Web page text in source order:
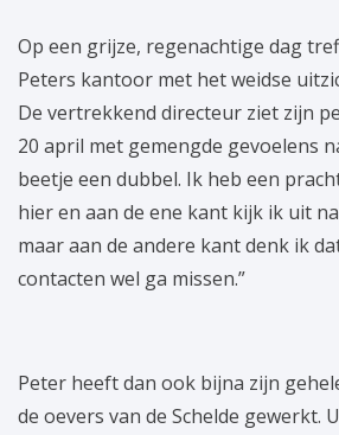
Op een grijze, regenachtige dag
Peters kantoor met het weidse
De vertrekkend directeur ziet zijn
20 april met gemengde gevoelens
beetje een dubbel. Ik heb een
hier en aan de ene kant kijk ik uit
maar aan de andere kant denk ik
contacten wel ga missen.”
Peter heeft dan ook bijna zijn
de oevers van de Schelde gewerkt.